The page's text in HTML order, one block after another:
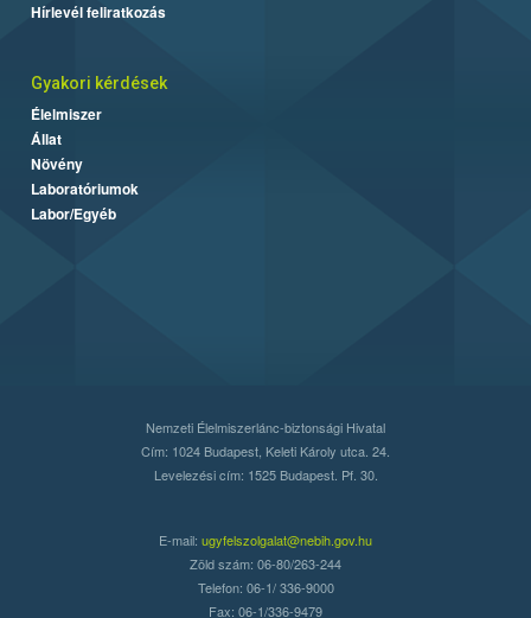
Hírlevél feliratkozás
Gyakori kérdések
Élelmiszer
Állat
Növény
Laboratóriumok
Labor/Egyéb
Nemzeti Élelmiszerlánc-biztonsági Hivatal
Cím: 1024 Budapest, Keleti Károly utca. 24.
Levelezési cím: 1525 Budapest. Pf. 30.
E-mail: ugyfelszolgalat@nebih.gov.hu
Zöld szám: 06-80/263-244
Telefon: 06-1/ 336-9000
Fax: 06-1/336-9479